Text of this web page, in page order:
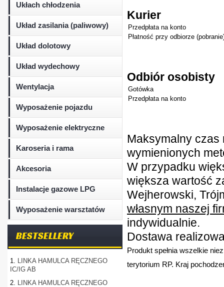
Ukłach chłodzenia
Układ zasilania (paliwowy)
Układ dolotowy
Układ wydechowy
Wentylacja
Wyposażenie pojazdu
Wyposażenie elektryczne
Karoseria i rama
Akcesoria
Instalacje gazowe LPG
Wyposażenie warsztatów
BESTSELLERY
1. LINKA HAMULCA RĘCZNEGO
IC/IG AB
2. LINKA HAMULCA RĘCZNEGO
Kurier
Przedpłata na konto
Płatność przy odbiorze
Odbiór osobisty
Gotówka
Przedpłata na konto
Maksymalny czas
wymienionych
W przypadku
większa wartość
Wejherowski,
własnym naszej
indywidualnie.
Dostawa
Produkt spełnia wszelkie
terytorium RP. Kraj